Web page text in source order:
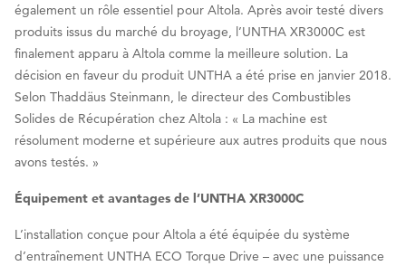
également un rôle essentiel pour Altola. Après avoir testé divers
produits issus du marché du broyage, l’UNTHA XR3000C est
finalement apparu à Altola comme la meilleure solution. La
décision en faveur du produit UNTHA a été prise en janvier 2018.
Selon Thaddäus Steinmann, le directeur des Combustibles
Solides de Récupération chez Altola : « La machine est
résolument moderne et supérieure aux autres produits que nous
avons testés. »
Équipement et avantages de l’UNTHA XR3000C
L’installation conçue pour Altola a été équipée du système
d’entraînement UNTHA ECO Torque Drive – avec une puissance